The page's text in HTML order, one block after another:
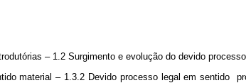
– 1.2 Surgimento e evolução do devido
material – 1.3.2 Devido processo legal em sentido